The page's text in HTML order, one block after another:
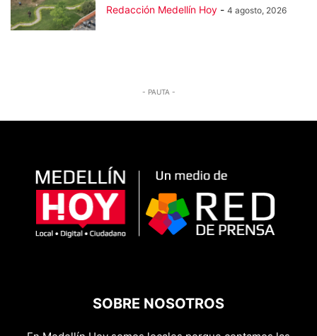
Redacción Medellín Hoy - 4 agosto, 2026
- PAUTA -
SOBRE NOSOTROS